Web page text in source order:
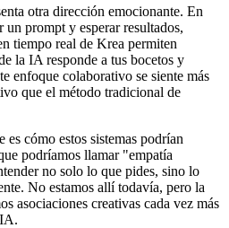
otra dirección emocionante. En
un prompt y esperar resultados,
tiempo real de Krea permiten
la IA responde a tus bocetos y
enfoque colaborativo se siente más
que el método tradicional de
cómo estos sistemas podrían
podríamos llamar "empatía
no solo lo que pides, sino lo
No estamos allí todavía, pero la
asociaciones creativas cada vez más